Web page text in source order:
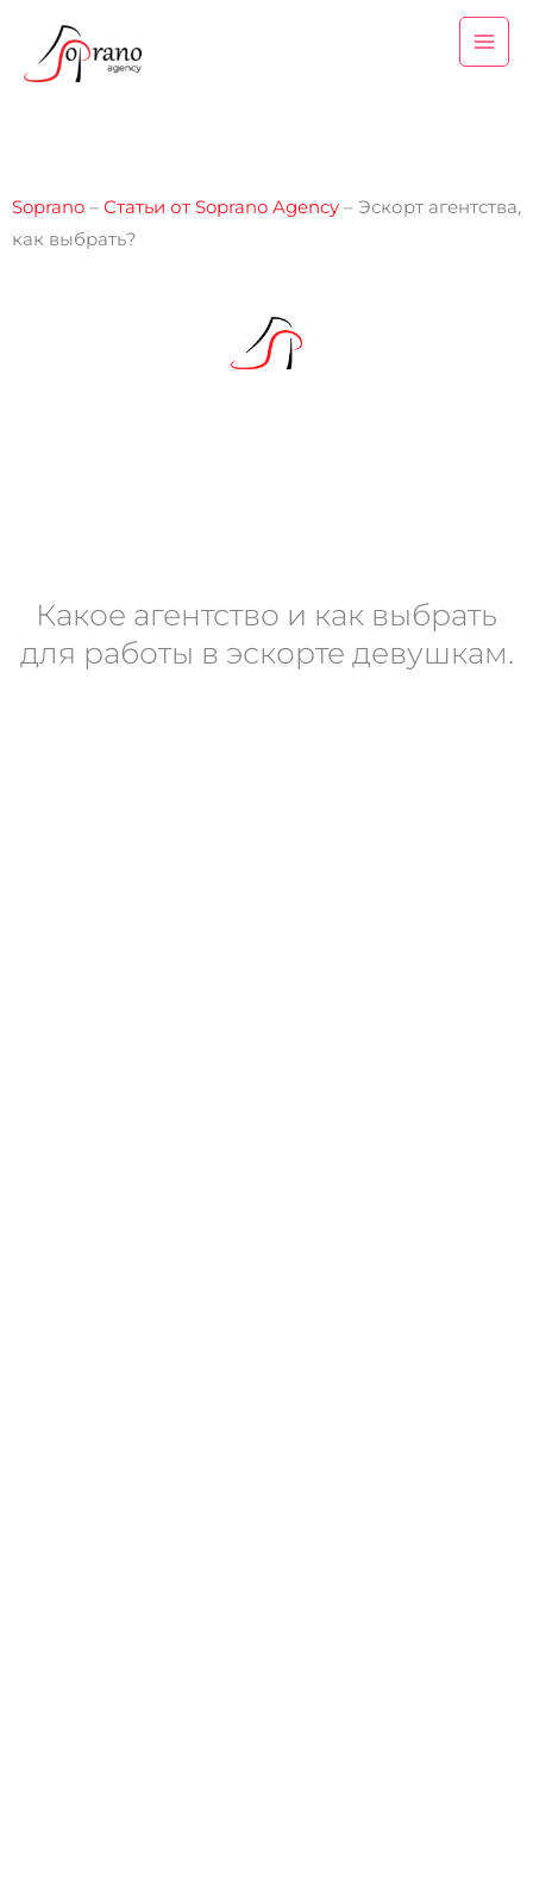
содержимому
Soprano – Статьи от Soprano Agency – Эскорт агентства,
как выбрать?
Какое агентство и как выбрать
для работы в эскорте девушкам.